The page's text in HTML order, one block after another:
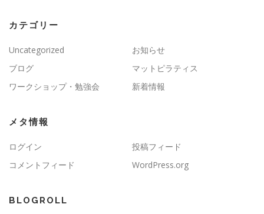
カテゴリー
Uncategorized
お知らせ
ブログ
マットピラティス
ワークショップ・勉強会
新着情報
メタ情報
ログイン
投稿フィード
コメントフィード
WordPress.org
BLOGROLL